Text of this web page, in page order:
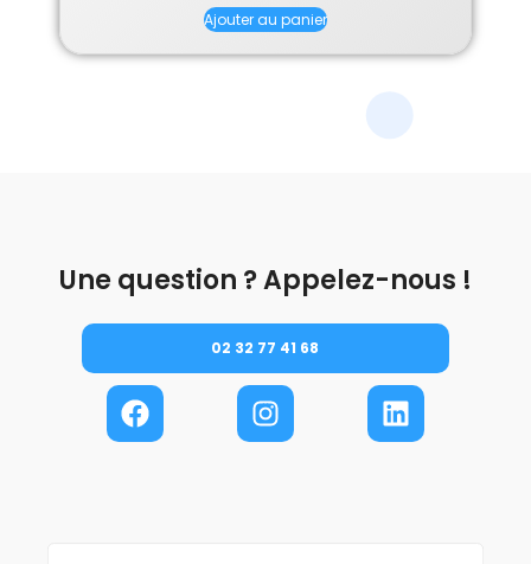
Ajouter au panier
Une question ? Appelez-nous !
02 32 77 41 68